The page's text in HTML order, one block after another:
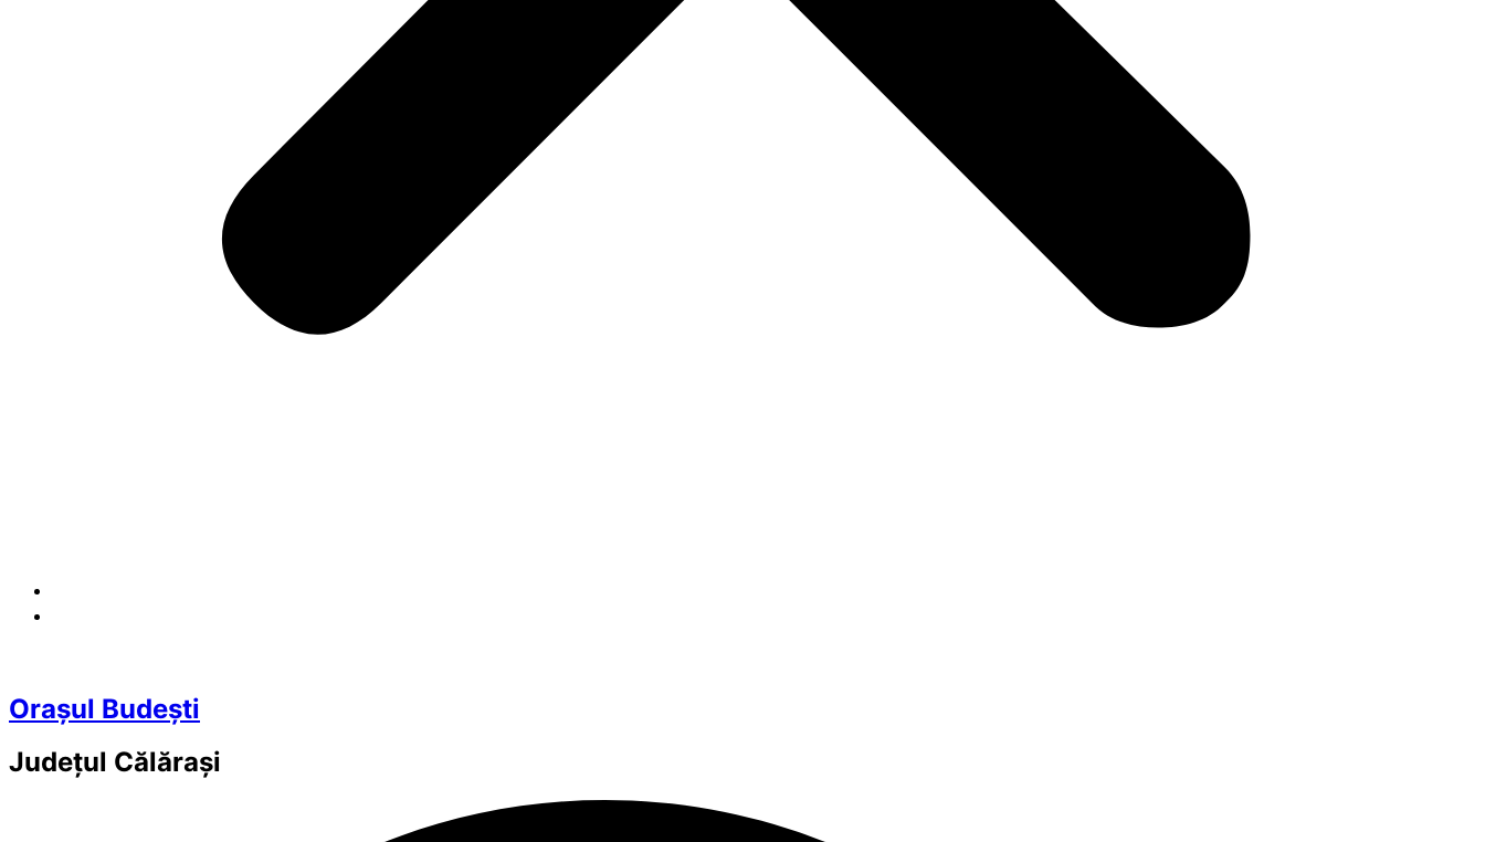
Orașul Budești
Județul Călărași